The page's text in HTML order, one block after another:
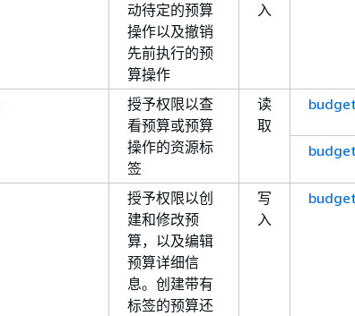
动待定的预算
操作以及撤销
先前执行的预
算操作
入
授予权限以查
看预算或预算
操作的资源标
签
读
取
budget
授予权限以创
建和修改预
算，以及编辑
预算详细信
息。创建带有
标签的预算还
写
入